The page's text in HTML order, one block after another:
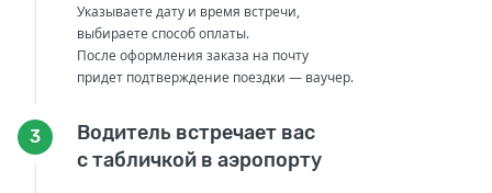
Указываете дату и время встречи,
выбираете способ оплаты.
После оформления заказа на почту
придет подтверждение поездки — ваучер.
3
Водитель встречает вас
с табличкой в аэропорту